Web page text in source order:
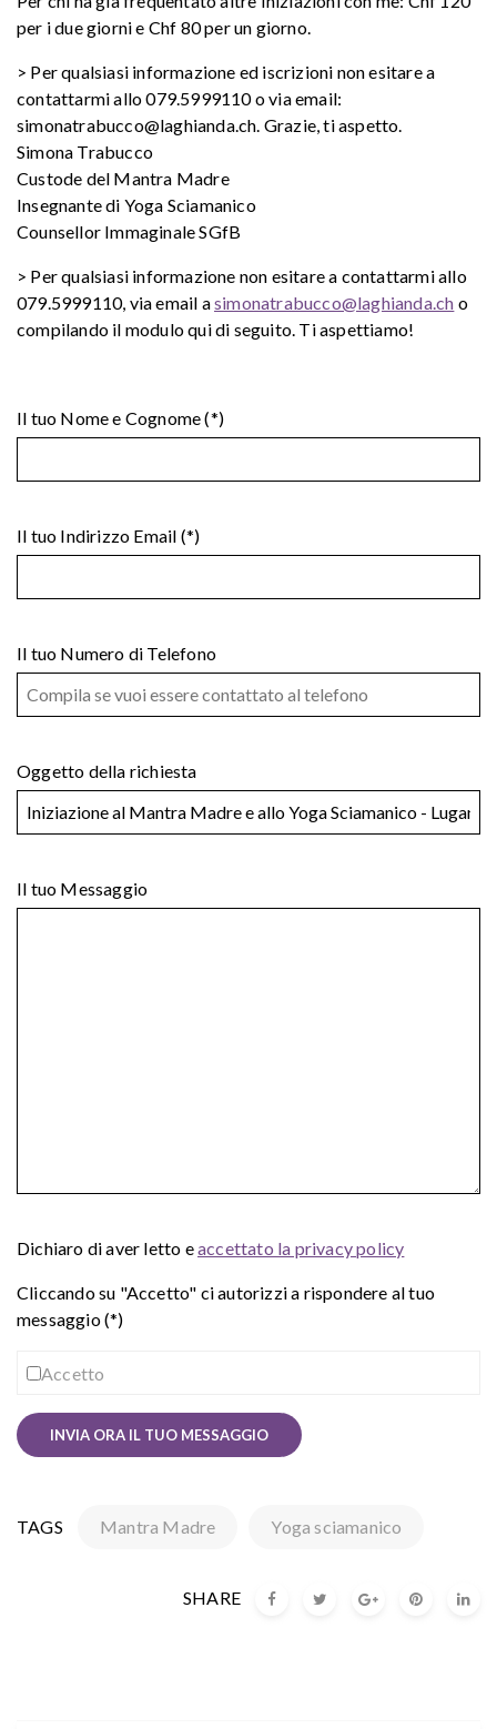
per i due giorni e Chf 80 per un giorno.
> Per qualsiasi informazione ed iscrizioni non esitare a
contattarmi allo 079.5999110 o via email:
simonatrabucco@laghianda.ch. Grazie, ti aspetto.
Simona Trabucco
Custode del Mantra Madre
Insegnante di Yoga Sciamanico
Counsellor Immaginale SGfB
> Per qualsiasi informazione non esitare a contattarmi allo
079.5999110, via email asimonatrabucco@laghianda.ch o
compilando il modulo qui di seguito. Ti aspettiamo!
Il tuo Nome e Cognome (*)
Il tuo Indirizzo Email (*)
Il tuo Numero di Telefono
Oggetto della richiesta
Il tuo Messaggio
Dichiaro di aver letto eaccettato la privacy policy
Cliccando su "Accetto" ci autorizzi a rispondere al tuo
messaggio (*)
Accetto
TAGS Mantra Madre Yoga sciamanico
SHARE